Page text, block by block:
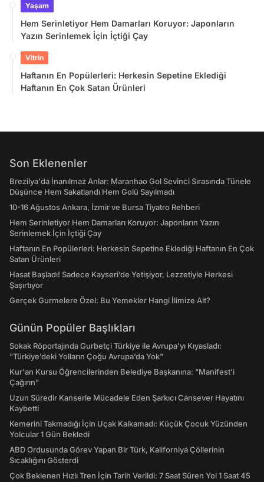
Yaşam
Hem Serinletiyor Hem Damarları Koruyor: Japonların
Yazın Serinlemek İçin İçtiği Çay
Vitrin
Haftanın En Popülerleri: Herkesin Sepetine Eklediği
Haftanın En Çok Satan Ürünleri
Son Eklenenler
Brezilya'da İnanılmaz Anlar: Maranhao Gol Sevinci Sırasında Tünele
Düşünce Hem Sakatlandı Hem Golü Sayılmadı
10-16 Ağustos Ankara, İzmir ve Bursa Tiyatro Rehberi
Hem Serinletiyor Hem Damarları Koruyor: Japonların Yazın
Serinlemek İçin İçtiği Çay
Haftanın En Popülerleri: Herkesin Sepetine Eklediği Haftanın En Çok
Satan Ürünleri
Hasat Başladı! Sadece Kayseri’de Yetişiyor, Lezzetiyle Herkesi
Şaşırtıyor
Gerçek Gurmelere Özel: Bu Yemekler Hangi İlimize Ait?
Günün Popüler Başlıkları
Sokak Röportajında Gurbetçi Türkiye ile Avrupa'yı Kıyasladı:
"Türkiye’deki Yolların Çoğu Avrupa’da Yok"
Kur'an Kursu Öğrencilerinden Belediye Başkanına: "Manifest’i
Çağırın"
Uzun Süredir Kanserle Mücadele Eden Şarkıcı Cansever Hayatını
Kaybetti
Kemerini Takmadığı İçin Uçak Kalkamadı: Küçük Çocuk Yüzünden
Yolcular 1 Gün Bekledi
ABD Ordusunda Görev Yapan Bir Türk, Kaliforniya Çöllerinin
Sıcaklığını Gösterdi
Çok Beklenen Hızlı Tren İçin Tarih Verildi: 7 Saat Süren Yol 1 Saat 45